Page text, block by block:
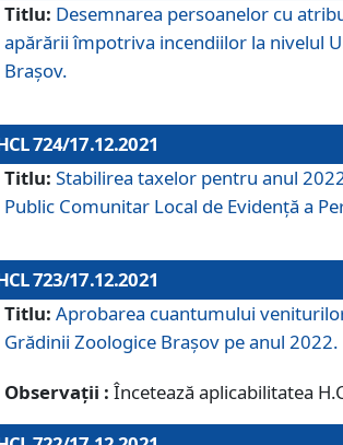
Titlu: Desemnarea persoanelor cu
apărării împotriva incendiilor la nivelul
Brașov.
724/17.12.2021
Titlu: Stabilirea taxelor pentru anul
Public Comunitar Local de Evidență a
723/17.12.2021
Titlu: Aprobarea cuantumului
Grădinii Zoologice Braşov pe anul 2022.
Observații : Încetează aplicabilitatea